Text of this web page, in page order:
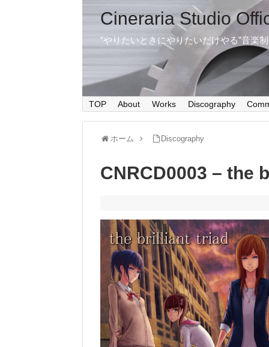
Cineraria Studio
”やりたいときにやりたいだけやる”音楽
TOP About Works Discography
ホーム Discography
CNRCD0003 – the